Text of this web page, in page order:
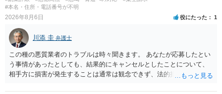
#本名・住所・電話番号が不明
2026年8月6日 役にたった 1
川添 圭 弁護士
この種の悪質業者のトラブルは時々聞きます。 あなたが応募したとい
う事情があったとしても、結果的にキャンセルとしたことについて、
相手方に損害が発生することは通常は観念できず、法的措置を採って